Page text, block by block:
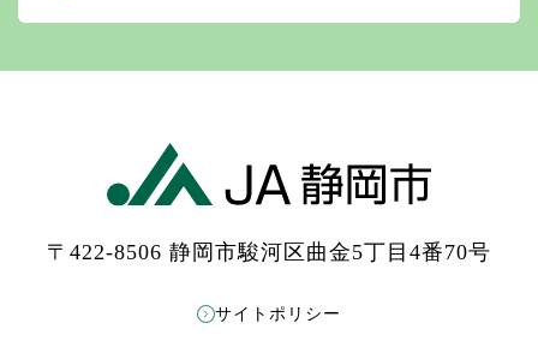
〒422-8506 静岡市駿河区曲金5丁目4番70号
サイトポリシー